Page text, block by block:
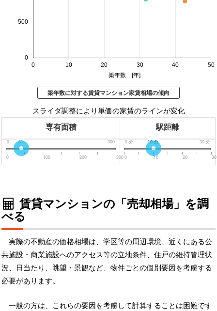
0 10 20 30 40 50
0
500
築年数 [年]
築年数に対する賃貸マンション家賃相場の傾向
スライダ調整により単価の家賃のラインが変化
専有面積 駅距離
0 300
41
0 100 200 300
0 分 30 分
10分
0 10 20 30
賃貸マンションの「売却相場」を調
べる
実際の不動産の価格相場は、学区等の周辺環境、近くにある公
共施設・商業施設へのアクセス等の立地条件、住戸の維持管理状
況、日当たり、眺望・景観など、物件ごとの個別要因を考慮する
必要があります。
一般の方は、これらの要因を考慮して計算することは困難です